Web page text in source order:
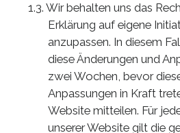
Wir behalten uns das
Erklärung auf eigene
anzupassen. In diesem
diese Änderungen und
zwei Wochen, bevor
Anpassungen in Kraft
Website mitteilen. Für
unserer Website gilt die